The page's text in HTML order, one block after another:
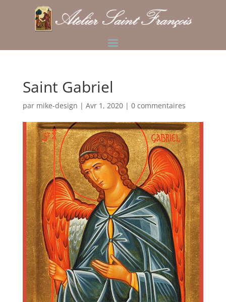
Saint Gabriel
par mike-design | Avr 1, 2020| 0 commentaires